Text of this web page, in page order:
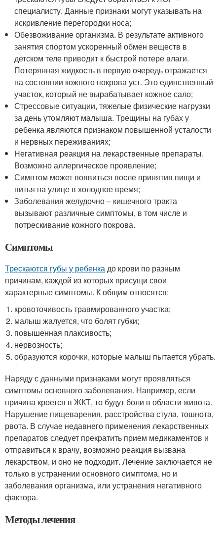
специалисту. Данные признаки могут указывать на
искривление перегородки носа;
Обезвоживание организма. В результате активного
занятия спортом ускоренный обмен веществ в
детском теле приводит к быстрой потере влаги.
Потерянная жидкость в первую очередь отражается
на состоянии кожного покрова уст. Это единственный
участок, который не вырабатывает кожное сало;
Стрессовые ситуации, тяжелые физические нагрузки
за день утомляют малыша. Трещины на губах у
ребенка являются признаком повышенной усталости
и нервных переживаниях;
Негативная реакция на лекарственные препараты.
Возможно аллергическое проявление;
Симптом может появиться после принятия пищи и
питья на улице в холодное время;
Заболевания желудочно – кишечного тракта
вызывают различные симптомы, в том числе и
потрескивание кожного покрова.
Симптомы
Трескаются губы у ребенкадо крови по разным
причинам, каждой из которых присущи свои
характерные симптомы. К общим относятся:
кровоточивость травмированного участка;
малыш жалуется, что болят губки;
повышенная плаксивость;
нервозность;
образуются корочки, которые малыш пытается убрать.
Наряду с данными признаками могут проявляться
симптомы основного заболевания. Например, если
причина кроется в ЖКТ, то будут боли в области живота.
Нарушение пищеварения, расстройства стула, тошнота,
рвота. В случае недавнего применения лекарственных
препаратов следует прекратить прием медикаментов и
отправиться к врачу, возможно реакция вызвана
лекарством, и оно не подходит. Лечение заключается не
только в устранении основного симптома, но и
заболевания организма, или устранения негативного
фактора.
Методы лечения